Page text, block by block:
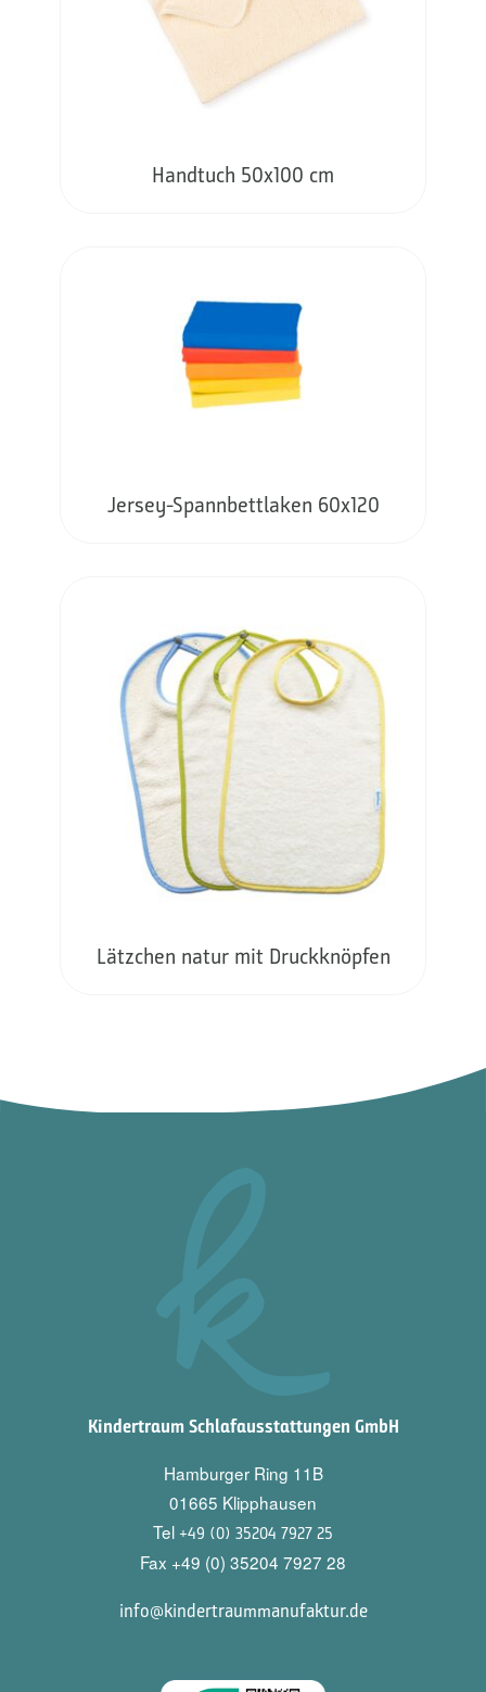
Handtuch 50x100 cm
Jersey-Spannbettlaken 60x120
Lätzchen natur mit Druckknöpfen
Kindertraum Schlafausstattungen GmbH
Hamburger Ring 11B
01665 Klipphausen
Tel +49 (0) 35204 7927 25
Fax +49 (0) 35204 7927 28
info@kindertraummanufaktur.de